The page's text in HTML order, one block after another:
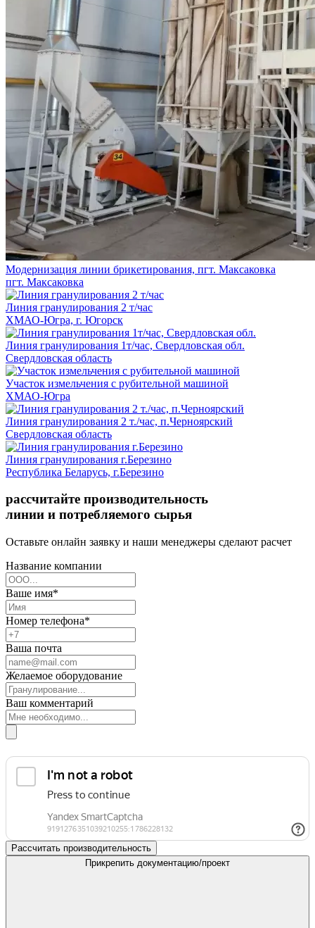
Модернизация линии брикетирования, пгт. Максаковка
пгт. Максаковка
Линия гранулирования 2 т/час
ХМАО-Югра, г. Югорск
Линия гранулирования 1т/час, Свердловская обл.
Свердловская область
Участок измельчения с рубительной машиной
ХМАО-Югра
Линия гранулирования 2 т./час, п.Черноярский
Свердловская область
Линия гранулирования г.Березино
Республика Беларусь, г.Березино
рассчитайте производительность
линии и потребляемого сырья
Оставьте онлайн заявку и наши менеджеры сделают расчет
Название компании
Ваше имя*
Номер телефона*
Ваша почта
Желаемое оборудование
Ваш комментарий
Рассчитать производительность
Прикрепить документацию/проект